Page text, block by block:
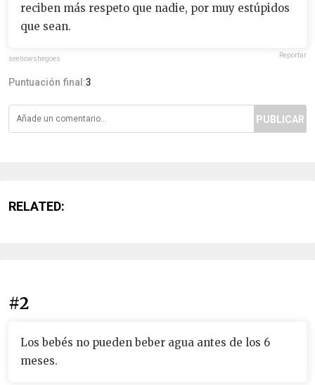
reciben más respeto que nadie, por muy estúpidos
que sean.
seehowshegoes Reportar
Puntuación final:3
PUBLICAR
RELATED:
#2
Los bebés no pueden beber agua antes de los 6
meses.